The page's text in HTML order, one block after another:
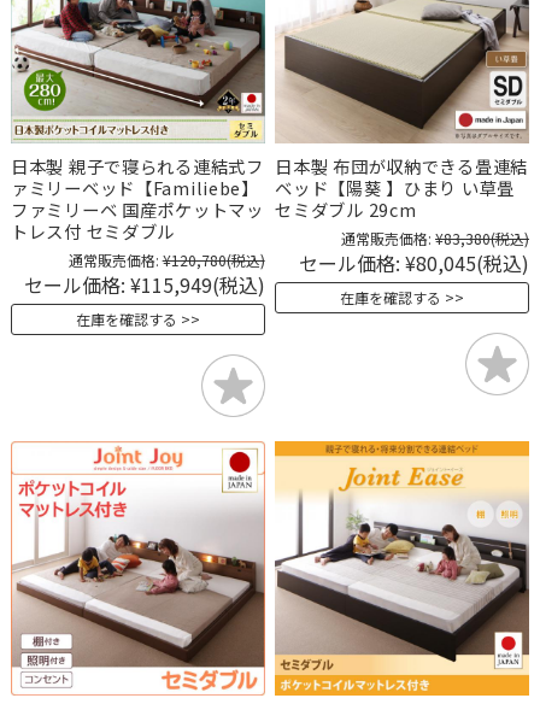
日本製 親子で寝られる連結式フ
ァミリーベッド【Familiebe】
ファミリーベ 国産ポケットマッ
トレス付 セミダブル
通常販売価格: ¥120,780(税込)
セール価格: ¥115,949(税込)
在庫を確認する
日本製 布団が収納できる畳連結
ベッド【陽葵 】ひまり い草畳
セミダブル 29cm
通常販売価格: ¥83,380(税込)
セール価格: ¥80,045(税込)
在庫を確認する